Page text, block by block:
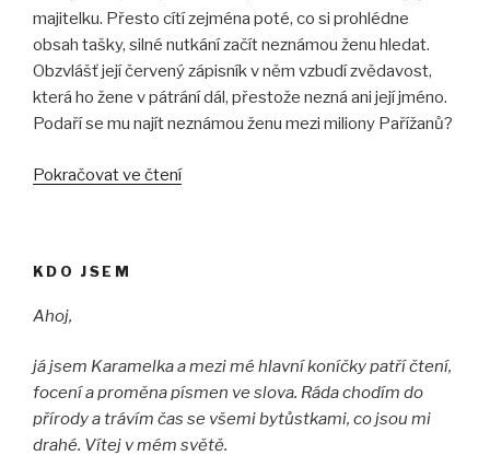
majitelku. Přesto cítí zejména poté, co si prohlédne
obsah tašky, silné nutkání začít neznámou ženu hledat.
Obzvlášť její červený zápisník v něm vzbudí zvědavost,
která ho žene v pátrání dál, přestože nezná ani její jméno.
Podaří se mu najít neznámou ženu mezi miliony Pařížanů?
Pokračovat ve čtení„Žena
KDO JSEM
Ahoj,
já jsem Karamelka a mezi mé hlavní koníčky patří čtení,
focení a proměna písmen ve slova. Ráda chodím do
přírody a trávím čas se všemi bytůstkami, co jsou mi
drahé. Vítej v mém světě.